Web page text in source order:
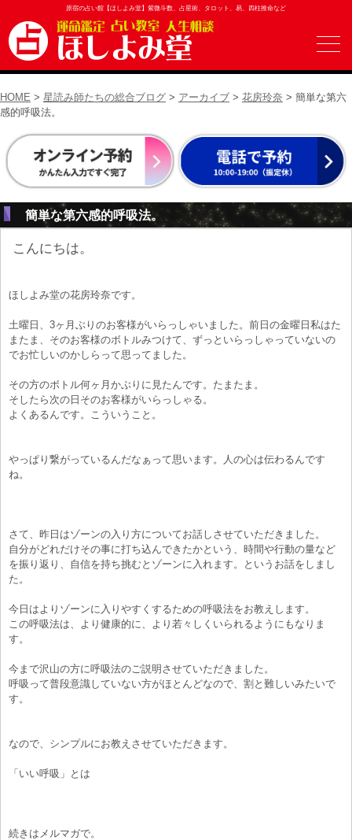
原宿の占い館【ほしよみ堂】紫微斗数、占星術、タロット、易、四柱推命など
HOME > 星読み師たちの総合ブログ > アーカイブ > 花房玲奈 > 簡単な第六
感的呼吸法。
簡単な第六感的呼吸法。
こんにちは。
ほしよみ堂の花房玲奈です。
土曜日、3ヶ月ぶりのお客様がいらっしゃいました。前日の金曜日私はた
またま、そのお客様のボトルみつけて、ずっといらっしゃっていないの
でお忙しいのかしらって思ってました。
その方のボトル何ヶ月かぶりに見たんです。たまたま。
そしたら次の日そのお客様がいらっしゃる。
よくあるんです。こういうこと。
やっぱり繋がっているんだなぁって思います。人の心は伝わるんです
ね。
さて、昨日はゾーンの入り方についてお話しさせていただきました。
自分がどれだけその事に打ち込んできたかという、時間や行動の量など
を振り返り、自信を持ち挑むとゾーンに入れます。というお話をしまし
た。
今日はよりゾーンに入りやすくするための呼吸法をお教えします。
この呼吸法は、より健康的に、より若々しくいられるようにもなりま
す。
今まで沢山の方に呼吸法のご説明させていただきました。
呼吸って普段意識していない方がほとんどなので、割と難しいみたいで
す。
なので、シンプルにお教えさせていただきます。
「いい呼吸」とは
続きはメルマガで。